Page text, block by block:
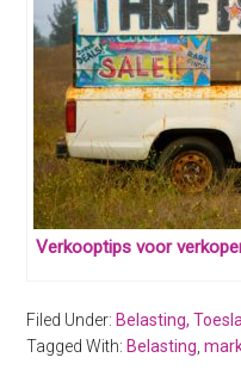
Verkooptips voor
Filed Under: Belasting,
Tagged With: Belasting ,